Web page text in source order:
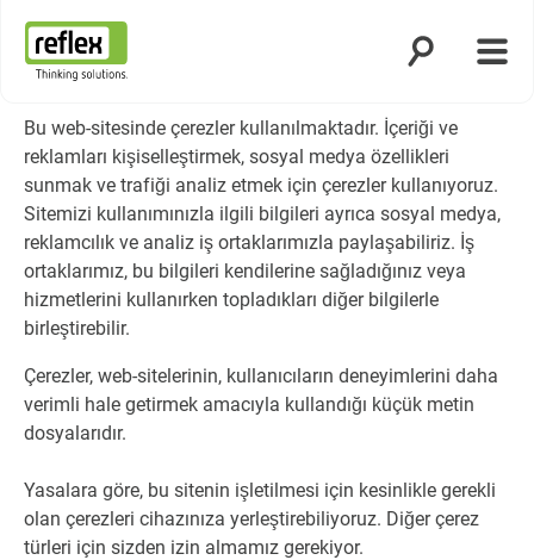
Bu web-sitesinde çerezler kullanılmaktadır. İçeriği ve
reklamları kişiselleştirmek, sosyal medya özellikleri
sunmak ve trafiği analiz etmek için çerezler kullanıyoruz.
Sitemizi kullanımınızla ilgili bilgileri ayrıca sosyal medya,
reklamcılık ve analiz iş ortaklarımızla paylaşabiliriz. İş
ortaklarımız, bu bilgileri kendilerine sağladığınız veya
hizmetlerini kullanırken topladıkları diğer bilgilerle
birleştirebilir.
Çerezler, web-sitelerinin, kullanıcıların deneyimlerini daha
verimli hale getirmek amacıyla kullandığı küçük metin
dosyalarıdır.
Yasalara göre, bu sitenin işletilmesi için kesinlikle gerekli
olan çerezleri cihazınıza yerleştirebiliyoruz. Diğer çerez
türleri için sizden izin almamız gerekiyor.